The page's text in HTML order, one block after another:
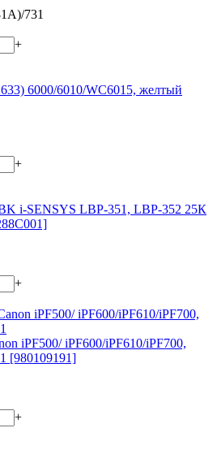
731
+
6000/6010/WC6015, желтый
+
i-SENSYS LBP-351, LBP-352 25К
+
iPF500/ iPF600/iPF610/iPF700,
[980109191]
+